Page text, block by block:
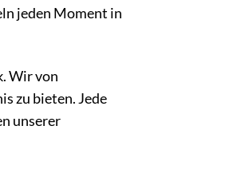
jeden Moment in
Wir von
zu bieten. Jede
unserer